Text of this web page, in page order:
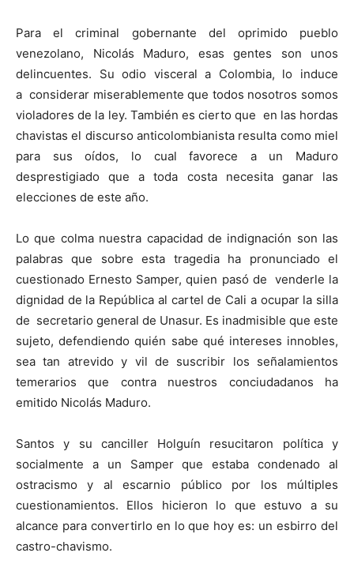
Para el criminal gobernante del oprimido pueblo
venezolano, Nicolás Maduro, esas gentes son unos
delincuentes. Su odio visceral a Colombia, lo induce
a considerar miserablemente que todos nosotros somos
violadores de la ley. También es cierto que en las hordas
chavistas el discurso anticolombianista resulta como miel
para sus oídos, lo cual favorece a un Maduro
desprestigiado que a toda costa necesita ganar las
elecciones de este año.
Lo que colma nuestra capacidad de indignación son las
palabras que sobre esta tragedia ha pronunciado el
cuestionado Ernesto Samper, quien pasó de venderle la
dignidad de la República al cartel de Cali a ocupar la silla
de secretario general de Unasur. Es inadmisible que este
sujeto, defendiendo quién sabe qué intereses innobles,
sea tan atrevido y vil de suscribir los señalamientos
temerarios que contra nuestros conciudadanos ha
emitido Nicolás Maduro.
Santos y su canciller Holguín resucitaron política y
socialmente a un Samper que estaba condenado al
ostracismo y al escarnio público por los múltiples
cuestionamientos. Ellos hicieron lo que estuvo a su
alcance para convertirlo en lo que hoy es: un esbirro del
castro-chavismo.